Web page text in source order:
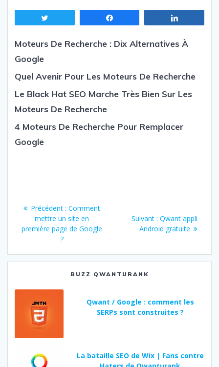
Moteurs De Recherche : Dix Alternatives À
Google
Quel Avenir Pour Les Moteurs De Recherche
Le Black Hat SEO Marche Très Bien Sur Les
Moteurs De Recherche
4 Moteurs De Recherche Pour Remplacer
Google
Navigation
de
l’article
Précédent : Article
précédent
:
Comment
mettre un site en
première page de Google
?
Suivant : Article
suivant
Qwant appli
Android gratuite
BUZZ QWANTURANK
Qwant / Google : comment les
SERPs sont construites ?
La bataille SEO de Wix | Fans contre